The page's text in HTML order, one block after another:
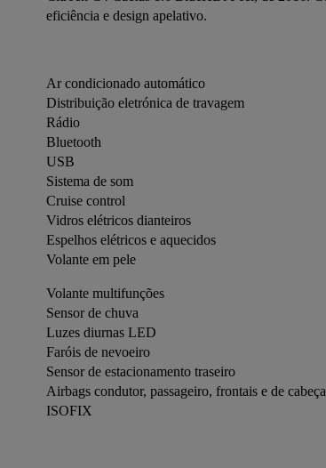
eficiência e design apelativo.
Ar condicionado automático
Distribuição eletrónica de travagem
Rádio
Bluetooth
USB
Sistema de som
Cruise control
Vidros elétricos dianteiros
Espelhos elétricos e aquecidos
Volante em pele
Volante multifunções
Sensor de chuva
Luzes diurnas LED
Faróis de nevoeiro
Sensor de estacionamento traseiro
Airbags condutor, passageiro, frontais e de cabeça
ISOFIX